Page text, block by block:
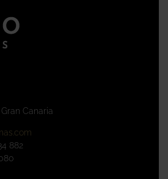
Canaria
882